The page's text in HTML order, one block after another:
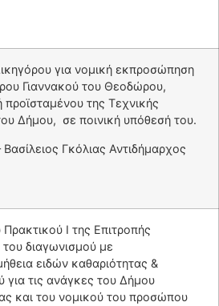
για νομική εκπροσώπηση
Γιαννακού του Θεοδώρου,
της Τεχνικής
Δήμου, σε ποινική υπόθεσή του.
Βασίλειος Γκόλιας Αντιδήμαρχος
Ι της Επιτροπής
του διαγωνισμού με
ειδών καθαριότητας &
για τις ανάγκες του Δήμου
και του νομικού του προσώπου